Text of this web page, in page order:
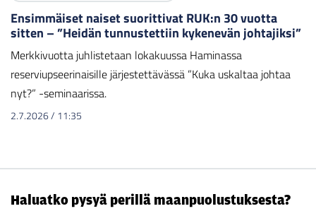
Ensimmäiset naiset suorittivat RUK:n 30 vuotta
sitten – ”Heidän tunnustettiin kykenevän johtajiksi”
Merkkivuotta juhlistetaan lokakuussa Haminassa
reserviupseerinaisille järjestettävässä ”Kuka uskaltaa johtaa
nyt?” -seminaarissa.
2.7.2026/ 11:35
Haluatko pysyä perillä maanpuolustuksesta?